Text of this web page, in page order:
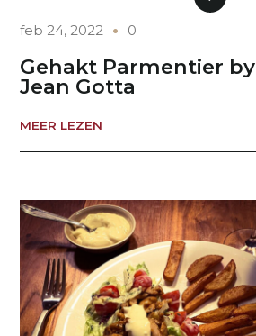
feb 24, 2022 0
Gehakt Parmentier by
Jean Gotta
MEER LEZEN